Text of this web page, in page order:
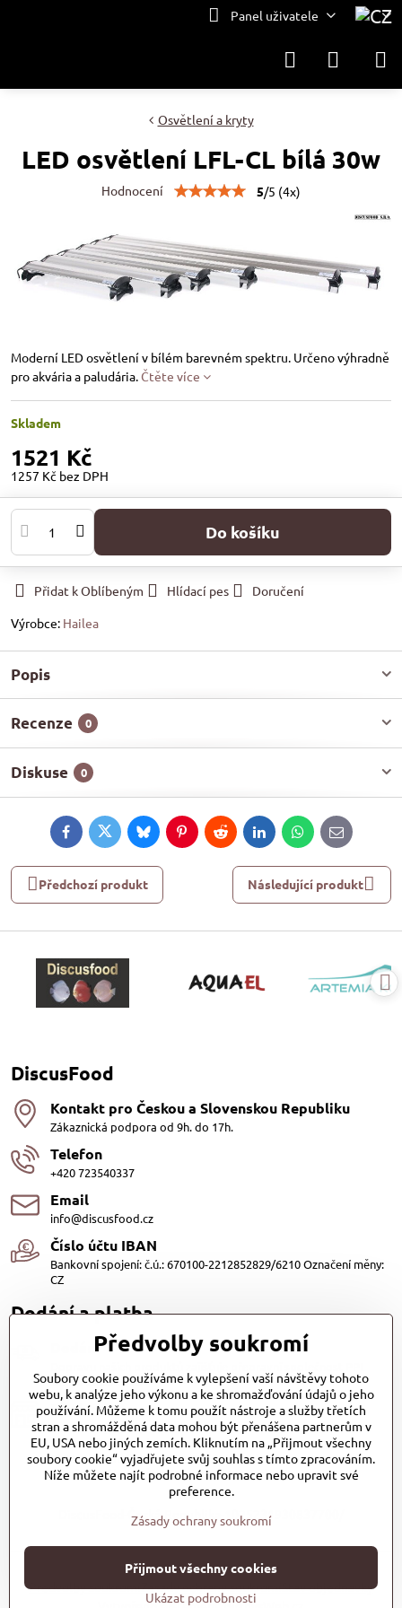
Panel uživatele
Osvětlení a kryty
LED osvětlení LFL-CL bílá 30w
Hodnocení 5/5 (4x)
Moderní LED osvětlení v bílém barevném spektru. Určeno výhradně
pro akvária a paludária.Čtěte více
Skladem
1521 Kč
1257 Kč bez DPH
Do košíku
Přidat k Oblíbeným Hlídací pes
Doručení
Výrobce: Hailea
Popis
Recenze 0
Diskuse 0
FacebookTwitterBlueskyPinterestRedditLinkedInWhatsApp
E-
mail
Předchozí produkt Následující produkt
DiscusFood
Kontakt pro Českou a Slovenskou Republiku
Zákaznická podpora od 9h. do 17h.
Telefon
+420 723540337
Email
info@discusfood.cz
Číslo účtu IBAN
Bankovní spojení: č.ú.: 670100-2212852829/6210 Označení měny:
CZ
Dodání a platba
Dodání
s.r.o. a Zásilkovna
Platby
Dobírkou (25,- Kč)
Bankovním převodem (zdarma)
Platba kartou (Zdarma)PayPal (Zdarma)
Při převzetí hotově nebo kartou (Zdarma)
DiscusFood-Česká-Republika-1025231930837700/
©2026Copyright
Předvolby soukromíZásady ochrany soukromíStav objednávky
Předvolby soukromí
Soubory cookie používáme k vylepšení vaší návštěvy tohoto
webu, k analýze jeho výkonu a ke shromažďování údajů o jeho
používání. Můžeme k tomu použít nástroje a služby třetích
stran a shromážděná data mohou být přenášena partnerům v
EU, USA nebo jiných zemích. Kliknutím na „Přijmout všechny
soubory cookie“ vyjadřujete svůj souhlas s tímto zpracováním.
Níže můžete najít podrobné informace nebo upravit své
preference.
Zásady ochrany soukromí
Ukázat podrobnosti
Přijmout všechny cookies